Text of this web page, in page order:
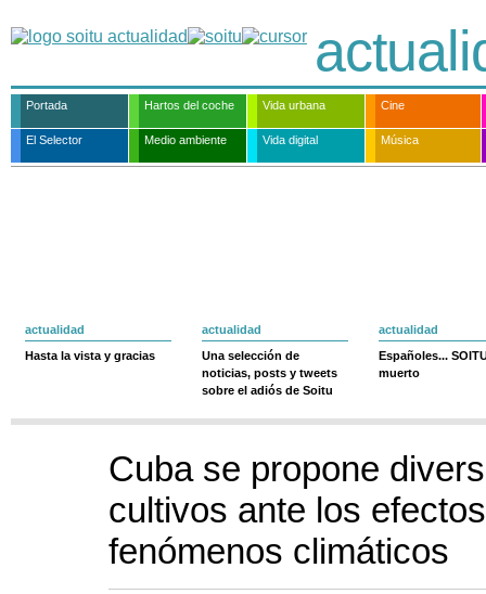
Portada Hartos del coche Vida urbana Cine
El Selector Medio ambiente Vida digital Música
actualidad
Hasta la vista y gracias
actualidad
Una selección de
noticias, posts y tweets
sobre el adiós de Soitu
actualidad
Españoles...
muerto
Cuba se propone
cultivos ante los
fenómenos climáticos